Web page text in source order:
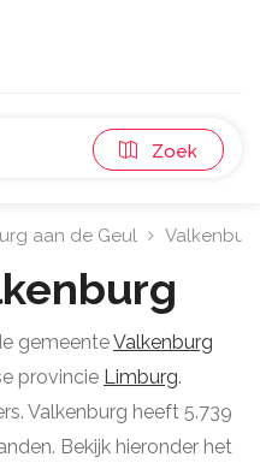
Zoek
aan de Geul
gemeenteValkenburg
provincie Limburg.
Valkenburg heeft 5.739
Bekijk hieronder het